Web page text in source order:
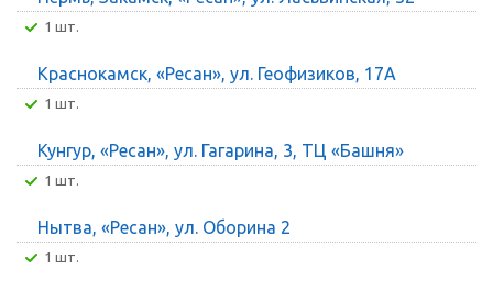
1 шт.
Краснокамск, «Ресан», ул. Геофизиков, 17А
1 шт.
Кунгур, «Ресан», ул. Гагарина, 3, ТЦ «Башня»
1 шт.
Нытва, «Ресан», ул. Оборина 2
1 шт.